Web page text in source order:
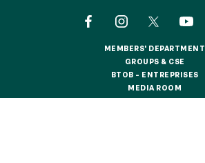
SEASON TICKET OFFERS
SEASON TICKET OFFERS
MEMBERS' DEPARTMENT
MEMBERS' DEPARTMENT
GROUPS & CSE
GROUPS & CSE
BTOB – ENTREPRISES
BTOB – ENTREPRISES
MEDIA ROOM
MEDIA ROOM